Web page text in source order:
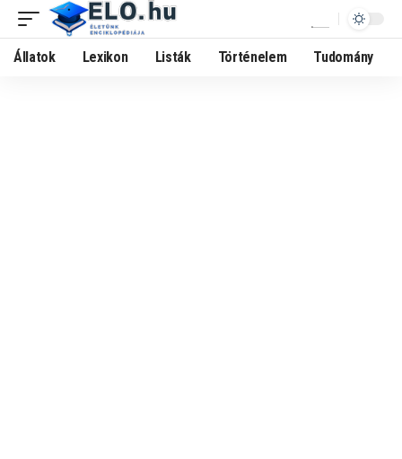
Állatok Lexikon Listák Történelem Tudomány